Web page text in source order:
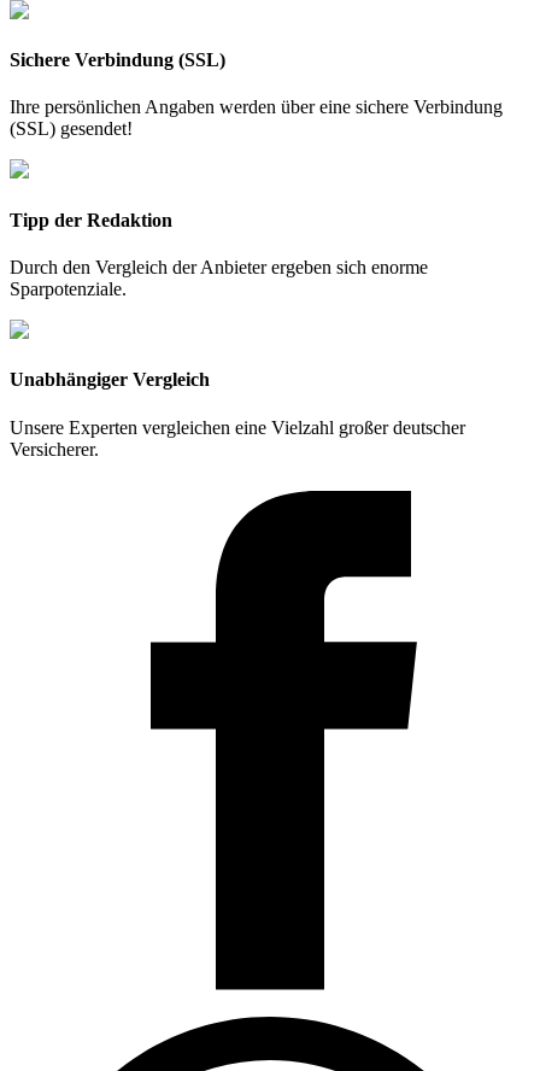
Sichere Verbindung (SSL)
Ihre persönlichen Angaben werden über eine sichere Verbindung
(SSL) gesendet!
Tipp der Redaktion
Durch den Vergleich der Anbieter ergeben sich enorme
Sparpotenziale.
Unabhängiger Vergleich
Unsere Experten vergleichen eine Vielzahl großer deutscher
Versicherer.